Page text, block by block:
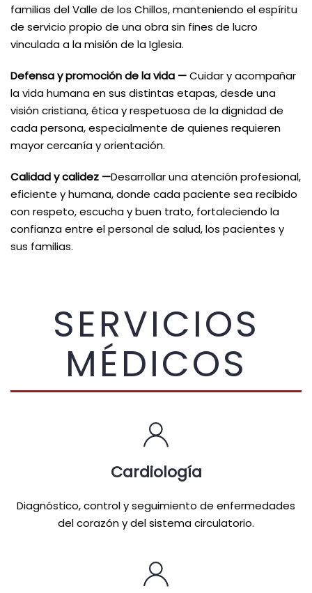
familias del Valle de los Chillos, manteniendo el espíritu
de servicio propio de una obra sin fines de lucro
vinculada a la misión de la Iglesia.
Defensa y promoción de la vida —Cuidar y acompañar
la vida humana en sus distintas etapas, desde una
visión cristiana, ética y respetuosa de la dignidad de
cada persona, especialmente de quienes requieren
mayor cercanía y orientación.
Calidad y calidez —Desarrollar una atención profesional,
eficiente y humana, donde cada paciente sea recibido
con respeto, escucha y buen trato, fortaleciendo la
confianza entre el personal de salud, los pacientes y
sus familias.
SERVICIOS
MÉDICOS
Cardiología
Diagnóstico, control y seguimiento de enfermedades
del corazón y del sistema circulatorio.